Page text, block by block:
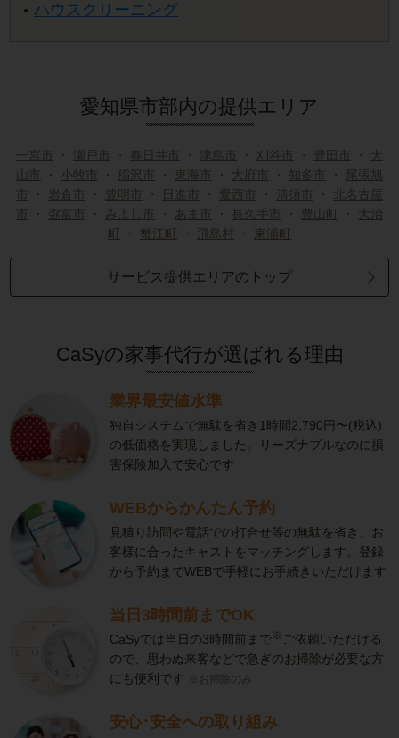
ハウスクリーニング
愛知県市部内の提供エリア
一宮市 ・ 瀬戸市 ・ 春日井市 ・ 津島市 ・ 刈谷市 ・ 豊田市 ・
犬
山市
・ 小牧市 ・ 稲沢市 ・ 東海市 ・ 大府市 ・ 知多市 ・
尾張旭
市
・ 岩倉市 ・ 豊明市 ・ 日進市 ・ 愛西市 ・ 清須市 ・ 北名古屋
市
・ 弥富市 ・ みよし市 ・ あま市 ・ 長久手市 ・ 豊山町 ・
大治
町 ・ 蟹江町 ・ 飛島村 ・ 東浦町
サービス提供エリアのトップ
CaSyの家事代行が選ばれる理由
業界最安値水準
独自システムで無駄を省き1時間2,790円〜(税込)
の低価格を実現しました。リーズナブルなのに損
害保険加入で安心です
WEBからかんたん予約
見積り訪問や電話での打合せ等の無駄を省き、お
客様に合ったキャストをマッチングします。登録
から予約までWEBで手軽にお手続きいただけます
当日3時間前までOK
CaSyでは当日の3時間前まで※ ご依頼いただける
ので、思わぬ来客などで急ぎのお掃除が必要な方
にも便利です ※お掃除のみ
安心･安全への取り組み